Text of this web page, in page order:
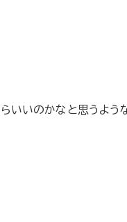
いいのかなと思うよう